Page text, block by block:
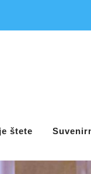
štete